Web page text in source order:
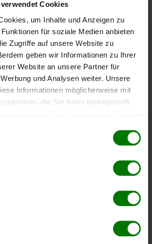
Cookies
um Inhalte und Anzeigen zu
für soziale Medien anbieten
Zugriffe auf unsere Website zu
geben wir Informationen zu Ihrer
Website an unsere Partner für
und Analysen weiter. Unsere
Informationen möglicherweise mit
die Sie ihnen bereitgestellt
und Tiefststände der
in Dellach
dieHöchst- und Tiefststände der
lose Holzpellets. Das dazugehörige
Tiefststand
412,00 €
397,00 €